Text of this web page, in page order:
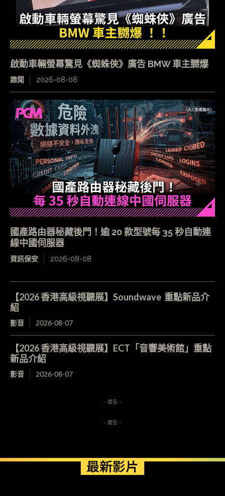
啟動車輛螢幕驚見《蜘蛛俠》廣告 BMW 車主嬲爆
趣聞 2026-08-08
國產路由器秘藏後門！逾 20 款型號每 35 秒自動連
線中國伺服器
資訊保安 2026-08-08
【2026 香港高級視聽展】Soundwave 重點新品介
紹
影音 2026-08-07
【2026 香港高級視聽展】ECT「音響美術館」重點
新品介紹
影音 2026-08-07
- 廣告 -
- 廣告 -
最新影片